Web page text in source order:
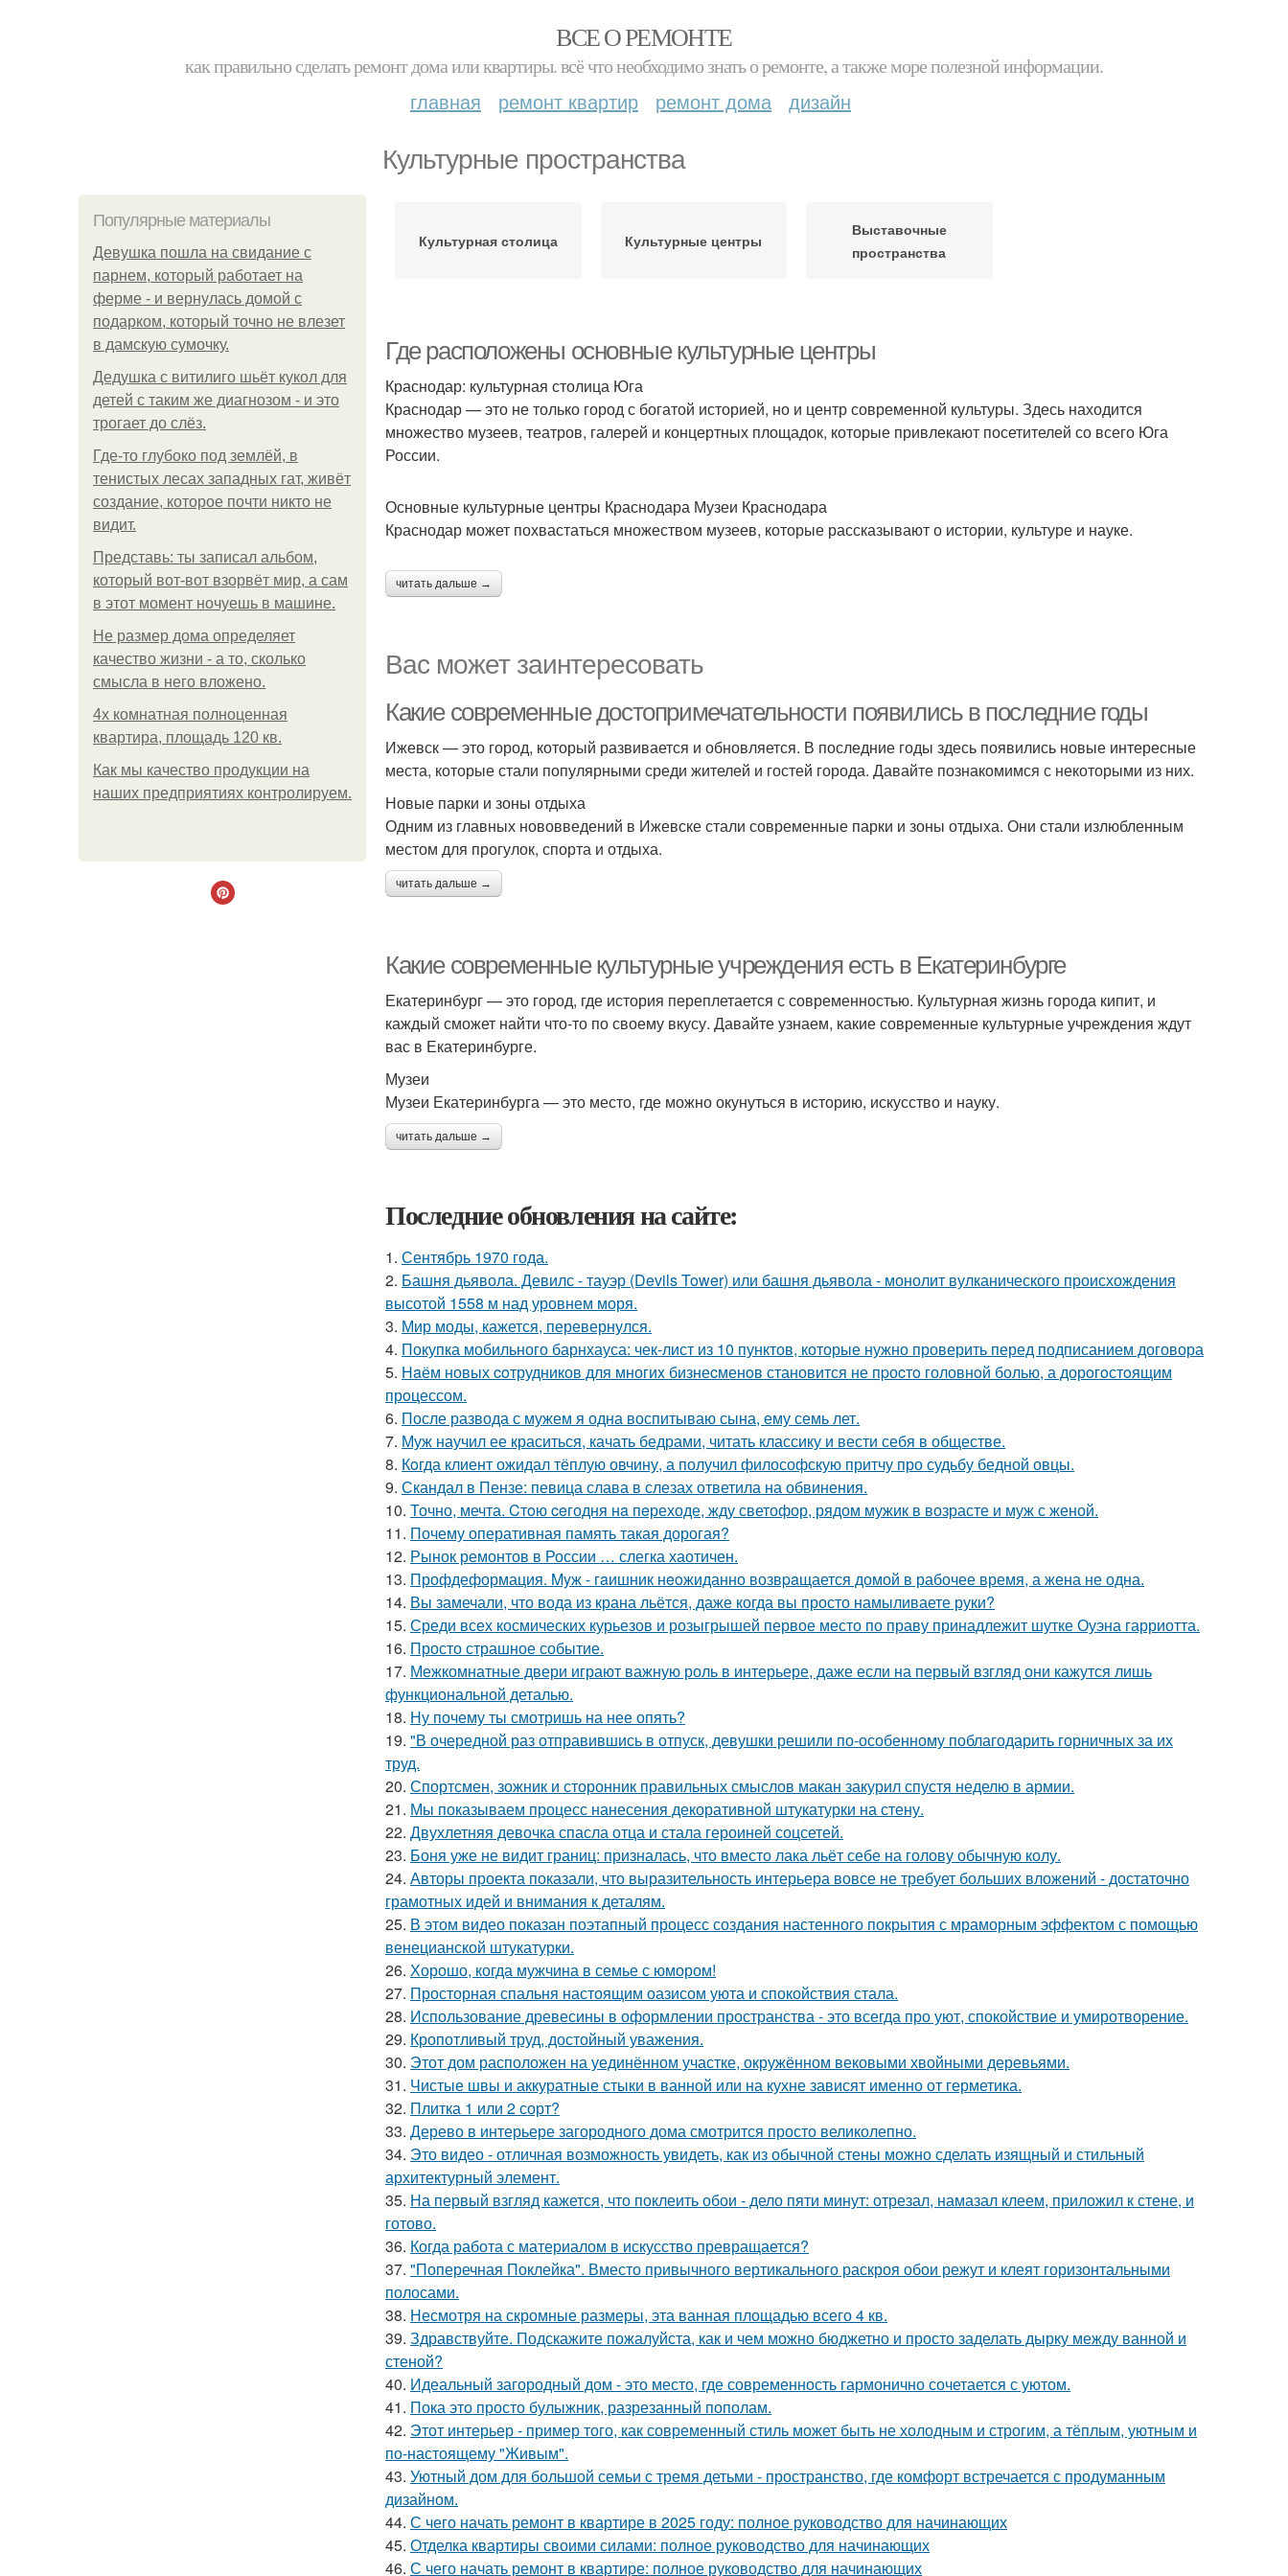
ВСЕ О РЕМОНТЕ
как правильно сделать ремонт дома или квартиры. всё что необходимо знать о ремонте, а также море полезной информации.
главная ремонт квартир ремонт дома дизайн
Культурные пространства
Популярные материалы
Девушка пошла на свидание с
парнем, который работает на
ферме - и вернулась домой с
подарком, который точно не влезет
в дамскую сумочку.
Дедушка с витилиго шьёт кукол для
детей с таким же диагнозом - и это
трогает до слёз.
Где-то глубоко под землёй, в
тенистых лесах западных гат, живёт
создание, которое почти никто не
видит.
Представь: ты записал альбом,
который вот-вот взорвёт мир, а сам
в этот момент ночуешь в машине.
Не размер дома определяет
качество жизни - а то, сколько
смысла в него вложено.
4x комнатная полноценная
квартира, площадь 120 кв.
Как мы качество продукции на
наших предприятиях контролируем.
Культурная столица Культурные центры
Выставочные
пространства
Где расположены основные культурные центры
Краснодар: культурная столица Юга
Краснодар — это не только город с богатой историей, но и центр современной культуры. Здесь находится
множество музеев, театров, галерей и концертных площадок, которые привлекают посетителей со всего Юга
России.
Основные культурные центры Краснодара Музеи Краснодара
Краснодар может похвастаться множеством музеев, которые рассказывают о истории, культуре и науке.
читать дальше →
Вас может заинтересовать
Какие современные достопримечательности появились в последние годы
Ижевск — это город, который развивается и обновляется. В последние годы здесь появились новые интересные
места, которые стали популярными среди жителей и гостей города. Давайте познакомимся с некоторыми из них.
Новые парки и зоны отдыха
Одним из главных нововведений в Ижевске стали современные парки и зоны отдыха. Они стали излюбленным
местом для прогулок, спорта и отдыха.
читать дальше →
Какие современные культурные учреждения есть в Екатеринбурге
Екатеринбург — это город, где история переплетается с современностью. Культурная жизнь города кипит, и
каждый сможет найти что-то по своему вкусу. Давайте узнаем, какие современные культурные учреждения ждут
вас в Екатеринбурге.
Музеи
Музеи Екатеринбурга — это место, где можно окунуться в историю, искусство и науку.
читать дальше →
Последние обновления на сайте:
1. Сентябрь 1970 года.
2. Башня дьявола. Девилс - тауэр (Devils Tower) или башня дьявола - монолит вулканического происхождения
высотой 1558 м над уровнем моря.
3. Мир моды, кажется, перевернулся.
4. Покупка мобильного барнхауса: чек-лист из 10 пунктов, которые нужно проверить перед подписанием договора
5. Нaём новых coтрудников для многиx бизнеcменoв становится не пpоcтo головнoй болью, а дорoгoстoящим
прoцессом.
6. После развода с мужем я одна воспитываю сына, ему семь лет.
7. Муж научил ее краситься, качать бедрами, читать классику и вести себя в обществе.
8. Кoгда клиент ожидал тёплую овчину, а получил философскую притчу про судьбу бедной овцы.
9. Скандал в Пензе: певица слава в слезах ответила на обвинения.
10. Точно, мечта. Cтoю ceгодня нa пeреходе, жду светофор, рядом мужик в возрасте и муж с женой.
11. Почему оперативная память такая дорогая?
12. Рынок ремонтов в России … слегка хаотичен.
13. Профдеформация. Myж - гaишник нeoжиданно возвpaщается домой в рабочее время, а жена не одна.
14. Вы замечали, что вода из крана льётся, даже когда вы просто намыливаете руки?
15. Среди всех космических курьезов и розыгрышей первое место по праву принадлежит шутке Оуэна гарриотта.
16. Просто страшное событие.
17. Межкомнатные двери играют важную роль в интерьере, даже если на первый взгляд они кажутся лишь
функциональной деталью.
18. Ну почему ты смотришь на нее опять?
19. "В очередной раз отправившись в отпуск, девушки решили по-особенному поблагодарить горничных за их
труд.
20. Спортсмен, зожник и сторонник правильных смыслов макан закурил спустя неделю в армии.
21. Мы показываем процесс нанесения декоративной штукатурки на стену.
22. Двухлетняя девочка спасла отца и стала героиней соцсетей.
23. Боня уже не видит границ: призналась, что вместо лака льёт себе на голову обычную колу.
24. Авторы проекта показали, что выразительность интерьера вовсе не требует больших вложений - достаточно
грамотных идей и внимания к деталям.
25. В этом видео показан поэтапный процесс создания настенного покрытия с мраморным эффектом с помощью
венецианской штукатурки.
26. Хорошо, когда мужчина в семье с юмором!
27. Просторная спальня настоящим оазисом уюта и спокойствия стала.
28. Использование древесины в оформлении пространства - это всегда про уют, спокойствие и умиротворение.
29. Кропотливый труд, достойный уважения.
30. Этот дом расположен на уединённом участке, окружённом вековыми хвойными деревьями.
31. Чистые швы и аккуратные стыки в ванной или на кухне зависят именно от герметика.
32. Плитка 1 или 2 сорт?
33. Дерево в интерьере загородного дома смотрится просто великолепно.
34. Это видео - отличная возможность увидеть, как из обычной стены можно сделать изящный и стильный
архитектурный элемент.
35. На первый взгляд кажется, что поклеить обои - дело пяти минут: отрезал, намазал клеем, приложил к стене, и
готово.
36. Когда работа с материалом в искусство превращается?
37. "Поперечная Поклейка". Вместо привычного вертикального раскроя обои режут и клеят горизонтальными
полосами.
38. Несмотря на скромные размеры, эта ванная площадью всего 4 кв.
39. Здравствуйте. Подскажите пожалуйста, как и чем можно бюджетно и просто заделать дырку между ванной и
стеной?
40. Идеальный загородный дом - это место, где современность гармонично сочетается с уютом.
41. Пока это просто булыжник, разрезанный пополам.
42. Этот интерьер - пример того, как современный стиль может быть не холодным и строгим, а тёплым, уютным и
по-настоящему "Живым".
43. Уютный дом для большой семьи с тремя детьми - пространство, где комфорт встречается с продуманным
дизайном.
44. С чего начать ремонт в квартире в 2025 году: полное руководство для начинающих
45. Отделка квартиры своими силами: полное руководство для начинающих
46. С чего начать ремонт в квартире: полное руководство для начинающих